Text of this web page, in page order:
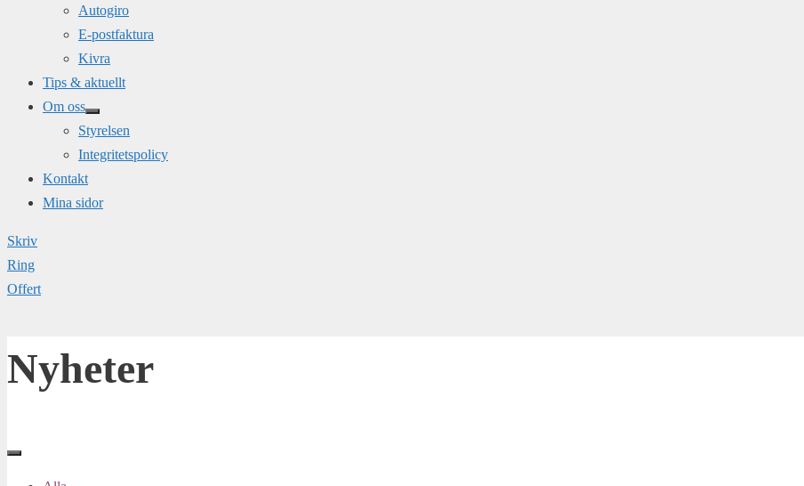
Autogiro
E-postfaktura
Kivra
Tips & aktuellt
Om oss
Styrelsen
Integritetspolicy
Kontakt
Mina sidor
Skriv
Ring
Offert
Nyheter